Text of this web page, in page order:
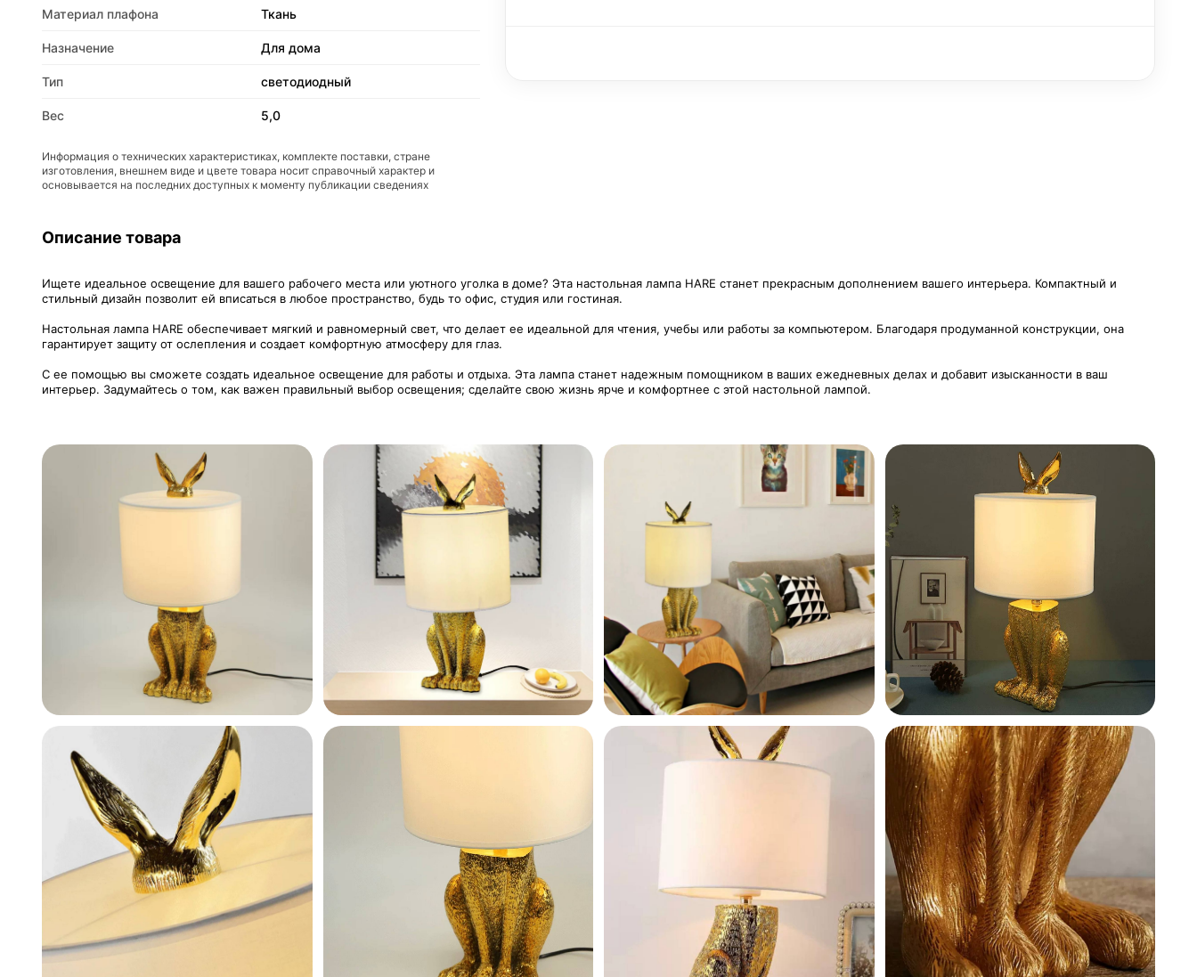
Материал плафона Ткань
Назначение Для дома
Тип светодиодный
Вес 5,0
Информация о технических характеристиках, комплекте поставки, стране
изготовления, внешнем виде и цвете товара носит справочный характер и
основывается на последних доступных к моменту публикации сведениях
Описание товара
Ищете идеальное освещение для вашего рабочего места или уютного уголка в доме? Эта настольная лампа HARE станет прекрасным дополнением вашего интерьера. Компактный и
стильный дизайн позволит ей вписаться в любое пространство, будь то офис, студия или гостиная.
Настольная лампа HARE обеспечивает мягкий и равномерный свет, что делает ее идеальной для чтения, учебы или работы за компьютером. Благодаря продуманной конструкции, она
гарантирует защиту от ослепления и создает комфортную атмосферу для глаз.
С ее помощью вы сможете создать идеальное освещение для работы и отдыха. Эта лампа станет надежным помощником в ваших ежедневных делах и добавит изысканности в ваш
интерьер. Задумайтесь о том, как важен правильный выбор освещения; сделайте свою жизнь ярче и комфортнее с этой настольной лампой.